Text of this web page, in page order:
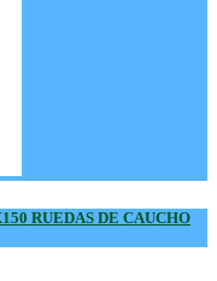
RUEDAS DE CAUCHO